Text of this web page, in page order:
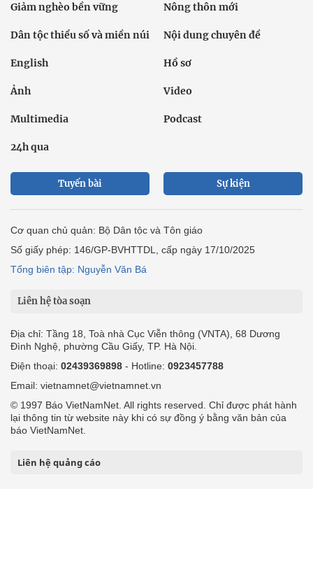
Giảm nghèo bền vững Nông thôn mới
Dân tộc thiểu số và miền núi Nội dung chuyên đề
English Hồ sơ
Ảnh Video
Multimedia Podcast
24h qua
Tuyến bài Sự kiện
Cơ quan chủ quản: Bộ Dân tộc và Tôn giáo
Số giấy phép: 146/GP-BVHTTDL, cấp ngày 17/10/2025
Tổng biên tập: Nguyễn Văn Bá
Liên hệ tòa soạn
Địa chỉ: Tầng 18, Toà nhà Cục Viễn thông (VNTA), 68 Dương
Đình Nghệ, phường Cầu Giấy, TP. Hà Nội.
Điện thoại: 02439369898 - Hotline: 0923457788
Email: vietnamnet@vietnamnet.vn
© 1997 Báo VietNamNet. All rights reserved. Chỉ được phát hành
lại thông tin từ website này khi có sự đồng ý bằng văn bản của
báo VietNamNet.
Liên hệ quảng cáo